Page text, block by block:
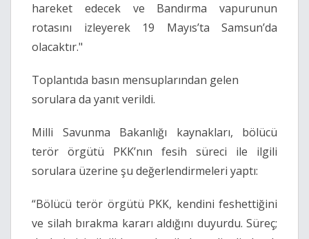
hareket edecek ve Bandırma vapurunun
rotasını izleyerek 19 Mayıs’ta Samsun’da
olacaktır."
Toplantıda basın mensuplarından gelen
sorulara da yanıt verildi.
Milli Savunma Bakanlığı kaynakları, bölücü
terör örgütü PKK’nın fesih süreci ile ilgili
sorulara üzerine şu değerlendirmeleri yaptı:
“Bölücü terör örgütü PKK, kendini feshettiğini
ve silah bırakma kararı aldığını duyurdu. Süreç;